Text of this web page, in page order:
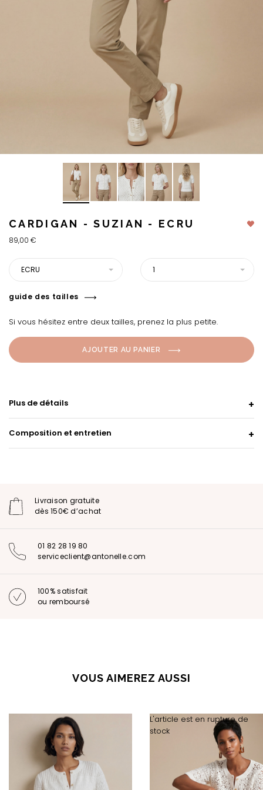
CARDIGAN - SUZIAN - ECRU
89,00 €
ECRU 1
guide des tailles
Si vous hésitez entre deux tailles, prenez la plus petite.
AJOUTER AU PANIER
Plus de détails
Composition et entretien
Livraison gratuite
dès 150€ d’achat
01 82 28 19 80
serviceclient@antonelle.com
100% satisfait
ou remboursé
VOUS AIMEREZ AUSSI
L'article est en rupture de
stock